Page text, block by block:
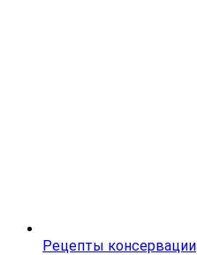
Рецепты консервации